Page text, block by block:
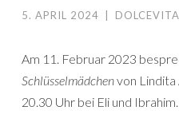
5. APRIL 2024 DOLCEVITA
Am 11. Februar 2023
Schlüsselmädchenvon Lindita
20.30 Uhr bei Eli und Ibrahim.